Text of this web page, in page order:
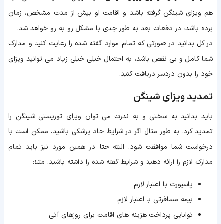
هم ویزای شینگن گرفته باشد و اقامت او بیش از مدت مشخص، زمان
برده باشد، در دفعات بعد به طور جدی با مشکل رو به رو خواهد شد.
در کل بدانید در صورتی که تمام موارد گفته شده را رعایت کنید و مدارک
شما کامل و بی نقص باشد، به احتمال خیلی خیلی زیاد می توانید ویزای
خود را بدون دردسر دریافت کنید.
تمدید ویزای شینگن
باید بدانید به سختی و به ندرت می توان ویزای توریستی شینگن را
تمدید کرد. به طور مثال اگر در شرایط حاد پزشکی باشید، ممکن است با
درخواست شما موافقت شود. البته حتا در همین مورد نیز باید تمام
مدارک لازم را ارائه دهید و شرایط گفته شده را داشته باشید. مثلا:
پاسپورت با اعتبار لازم
بیمه مسافرتی با اعتبار لازم
توانایی پرداخت هزینه های اقامت برای روزهای آتی